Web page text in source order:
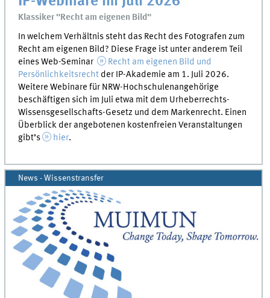
Klassiker "Recht am eigenen Bild"
In welchem Verhältnis steht das Recht des Fotografen zum
Recht am eigenen Bild? Diese Frage ist unter anderem Teil
eines Web-Seminar
Recht am eigenen Bild und
Persönlichkeitsrecht der IP-Akademie am 1. Juli 2026.
Weitere Webinare für NRW-Hochschulenangehörige
beschäftigen sich im Juli etwa mit dem Urheberrechts-
Wissensgesellschafts-Gesetz und dem Markenrecht. Einen
Überblick der angebotenen kostenfreien Veranstaltungen
gibt’s
hier.
News - Wissenstransfer